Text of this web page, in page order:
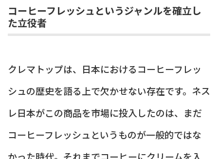
コーヒーフレッシュというジャンルを確立し
た立役者
クレマトップは、日本におけるコーヒーフレッ
シュの歴史を語る上で欠かせない存在です。ネス
レ日本がこの商品を市場に投入したのは、まだ
コーヒーフレッシュというものが一般的ではな
かった時代。それまでコーヒーにクリームを入